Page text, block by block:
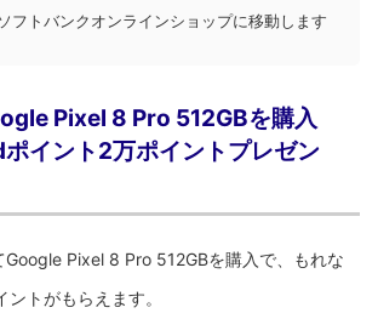
フトバンクオンラインショップに移動します
Pixel 8 Pro 512GBを購入
イント2万ポイントプレゼン
Google Pixel 8 Pro 512GBを購入で、もれな
トがもらえます。